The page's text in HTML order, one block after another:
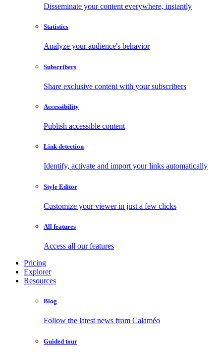
Disseminate your content everywhere, instantly
Statistics
Analyze your audience's behavior
Subscribers
Share exclusive content with your subscribers
Accessibility
Publish accessible content
Link detection
Identify, activate and import your links automatically
Style Editor
Customize your viewer in just a few clicks
All features
Access all our features
Pricing
Explorer
Resources
Blog
Follow the latest news from Calaméo
Guided tour